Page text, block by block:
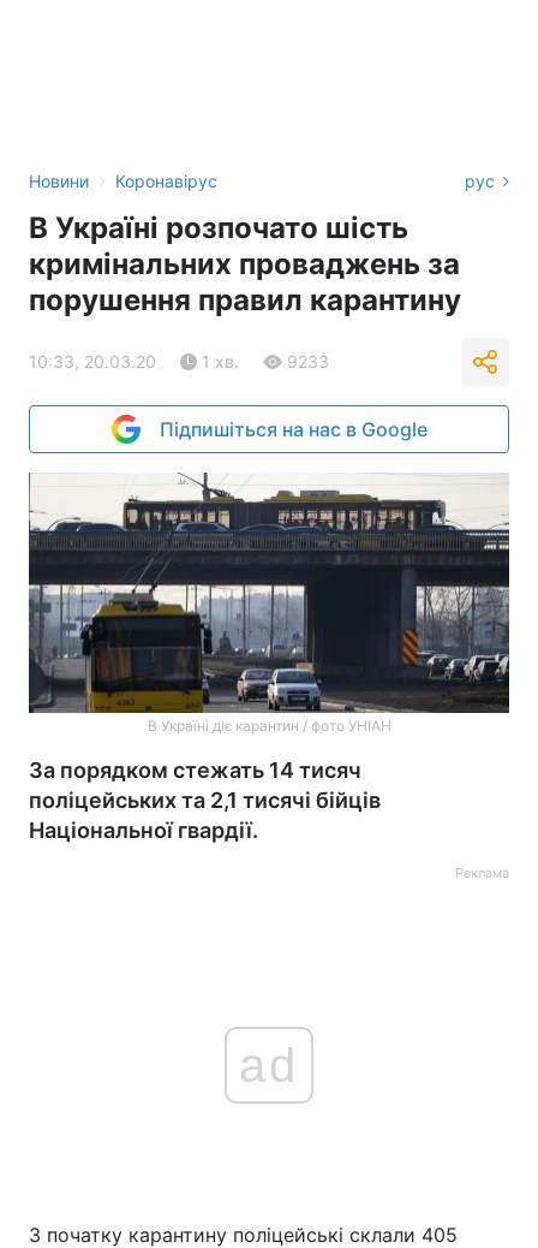
Новини › Коронавірус рус
В Україні розпочато шість
кримінальних проваджень за
порушення правил карантину
10:33, 20.03.20 1 хв. 9233
Підпишіться на нас в Google
В Україні діє карантин / фото УНІАН
За порядком стежать 14 тисяч
поліцейських та 2,1 тисячі бійців
Національної гвардії.
Реклама
ad
З початку карантину поліцейські склали 405